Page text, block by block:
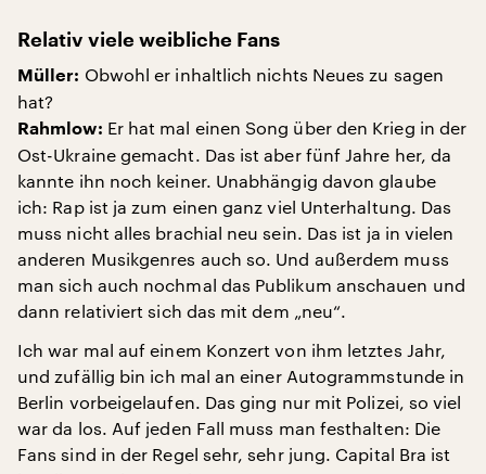
Relativ viele weibliche Fans
Müller: Obwohl er inhaltlich nichts Neues zu sagen
hat?
Rahmlow: Er hat mal einen Song über den Krieg in der
Ost-Ukraine gemacht. Das ist aber fünf Jahre her, da
kannte ihn noch keiner. Unabhängig davon glaube
ich: Rap ist ja zum einen ganz viel Unterhaltung. Das
muss nicht alles brachial neu sein. Das ist ja in vielen
anderen Musikgenres auch so. Und außerdem muss
man sich auch nochmal das Publikum anschauen und
dann relativiert sich das mit dem „neu“.
Ich war mal auf einem Konzert von ihm letztes Jahr,
und zufällig bin ich mal an einer Autogrammstunde in
Berlin vorbeigelaufen. Das ging nur mit Polizei, so viel
war da los. Auf jeden Fall muss man festhalten: Die
Fans sind in der Regel sehr, sehr jung. Capital Bra ist